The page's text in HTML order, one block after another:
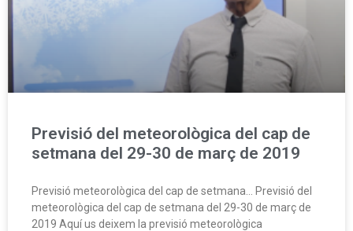
Previsió del meteorològica del cap de
setmana del 29-30 de març de 2019
Previsió meteorològica del cap de setmana… Previsió del
meteorològica del cap de setmana del 29-30 de març de
2019 Aquí us deixem la previsió meteorològica